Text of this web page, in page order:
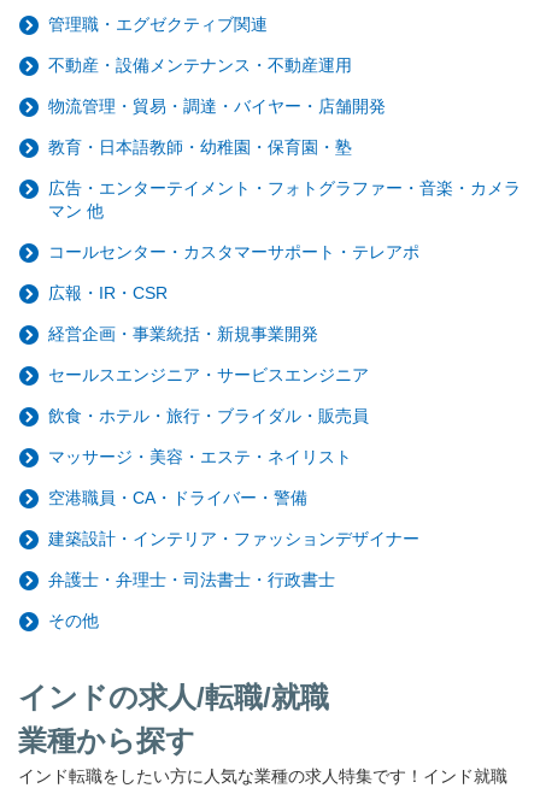
管理職・エグゼクティブ関連
不動産・設備メンテナンス・不動産運用
物流管理・貿易・調達・バイヤー・店舗開発
教育・日本語教師・幼稚園・保育園・塾
広告・エンターテイメント・フォトグラファー・音楽・カメラ
マン 他
コールセンター・カスタマーサポート・テレアポ
広報・IR・CSR
経営企画・事業統括・新規事業開発
セールスエンジニア・サービスエンジニア
飲食・ホテル・旅行・ブライダル・販売員
マッサージ・美容・エステ・ネイリスト
空港職員・CA・ドライバー・警備
建築設計・インテリア・ファッションデザイナー
弁護士・弁理士・司法書士・行政書士
その他
インドの求人/転職/就職
業種から探す
インド転職をしたい方に人気な業種の求人特集です！インド就職